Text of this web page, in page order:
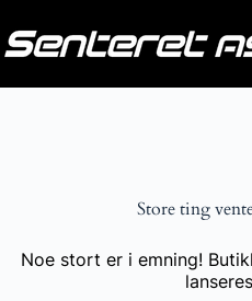
Store ting
Noe stort er i emning!